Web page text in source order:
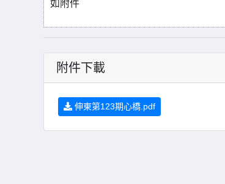
如附件
附件下載
伸東第123期心橋.pdf